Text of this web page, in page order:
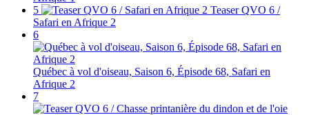
5
Teaser QVO 6 /
Safari en Afrique 2
6
Québec à vol d'oiseau, Saison 6, Épisode 68, Safari en
Afrique 2
7